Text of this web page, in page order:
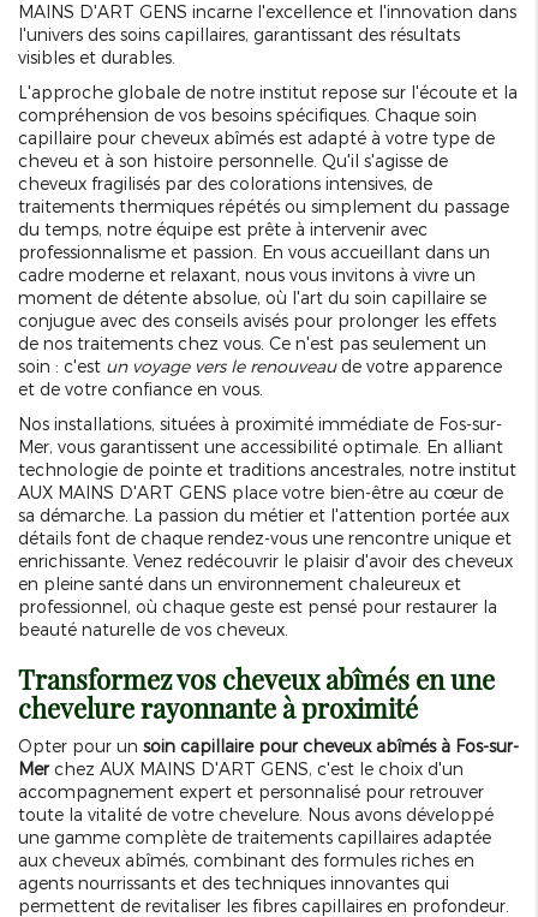
MAINS D'ART GENS incarne l'excellence et l'innovation dans
l'univers des soins capillaires, garantissant des résultats
visibles et durables.
L'approche globale de notre institut repose sur l'écoute et la
compréhension de vos besoins spécifiques. Chaque soin
capillaire pour cheveux abîmés est adapté à votre type de
cheveu et à son histoire personnelle. Qu'il s'agisse de
cheveux fragilisés par des colorations intensives, de
traitements thermiques répétés ou simplement du passage
du temps, notre équipe est prête à intervenir avec
professionnalisme et passion. En vous accueillant dans un
cadre moderne et relaxant, nous vous invitons à vivre un
moment de détente absolue, où l'art du soin capillaire se
conjugue avec des conseils avisés pour prolonger les effets
de nos traitements chez vous. Ce n'est pas seulement un
soin : c'est un voyage vers le renouveaude votre apparence
et de votre confiance en vous.
Nos installations, situées à proximité immédiate de Fos-sur-
Mer, vous garantissent une accessibilité optimale. En alliant
technologie de pointe et traditions ancestrales, notre institut
AUX MAINS D'ART GENS place votre bien-être au cœur de
sa démarche. La passion du métier et l'attention portée aux
détails font de chaque rendez-vous une rencontre unique et
enrichissante. Venez redécouvrir le plaisir d'avoir des cheveux
en pleine santé dans un environnement chaleureux et
professionnel, où chaque geste est pensé pour restaurer la
beauté naturelle de vos cheveux.
Transformez vos cheveux abîmés en une
chevelure rayonnante à proximité
Opter pour un soin capillaire pour cheveux abîmés à Fos-sur-
Merchez AUX MAINS D'ART GENS, c'est le choix d'un
accompagnement expert et personnalisé pour retrouver
toute la vitalité de votre chevelure. Nous avons développé
une gamme complète de traitements capillaires adaptée
aux cheveux abîmés, combinant des formules riches en
agents nourrissants et des techniques innovantes qui
permettent de revitaliser les fibres capillaires en profondeur.